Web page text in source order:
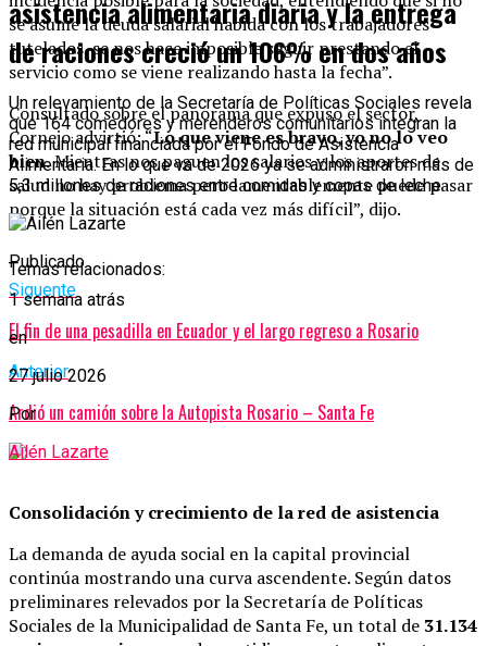
se asume la deuda salarial habida con los trabajadores
tutelados, se nos hace imposible seguir prestando el
servicio como se viene realizando hasta la fecha”.
Consultado sobre el panorama que expuso el sector,
Cornejo advirtió: “Lo que viene es bravo, yo no lo veo
bien.Mientras nos paguen los salarios y los aportes de
salud no hay problema pero lamentablemente puede pasar
porque la situación está cada vez más difícil”, dijo.
Temas relacionados:
Siguente
El fin de una pesadilla en Ecuador y el largo regreso a Rosario
Anterior
Ardió un camión sobre la Autopista Rosario – Santa Fe
asistencia alimentaria diaria y la entrega
de raciones creció un 106% en dos años
Un relevamiento de la Secretaría de Políticas Sociales revela
que 164 comedores y merenderos comunitarios integran la
red municipal financiada por el Fondo de Asistencia
Alimentaria. En lo que va de 2026 ya se administraron más de
5,3 millones de raciones entre comidas y copas de leche.
Publicado
1 semana atrás
en
27 julio 2026
Por
Ailén Lazarte
Consolidación y crecimiento de la red de asistencia
La demanda de ayuda social en la capital provincial
continúa mostrando una curva ascendente. Según datos
preliminares relevados por la Secretaría de Políticas
Sociales de la Municipalidad de Santa Fe, un total de 31.134